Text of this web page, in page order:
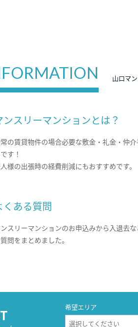
山口マ
ンスリーマンションとは？
の賃貸物件の場合必要な敷金・礼金・仲
す！
様の出張時の経費削減にもおすすめです。
くある質問
スリーマンションのお申込みから入退去
問をまとめました。
希望エリア